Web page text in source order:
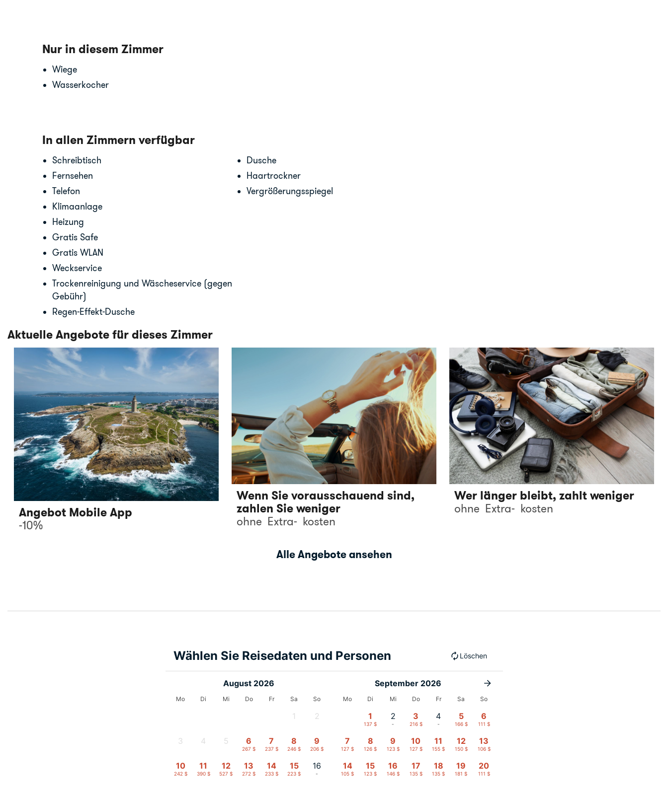
Nur in diesem Zimmer
Wiege
Wasserkocher
In allen Zimmern verfügbar
Schreibtisch
Fernsehen
Telefon
Klimaanlage
Heizung
Gratis Safe
Gratis WLAN
Weckservice
Trockenreinigung und Wäscheservice (gegen
Gebühr)
Regen-Effekt-Dusche
Dusche
Haartrockner
Vergrößerungsspiegel
Aktuelle Angebote für dieses Zimmer
Angebot Mobile App
-10%
Wenn Sie vorausschauend sind,
zahlen Sie weniger
ohne Extra- kosten
Wer länger bleibt, zahlt weniger
ohne Extra- kosten
Alle Angebote ansehen
Wählen Sie Reisedaten und Personen Löschen
August 2026
Mo Di Mi Do Fr Sa So
1 2
3 4 5 6
267 $
7
237 $
8
246 $
9
206 $
10
242 $
11
390 $
12
527 $
13
272 $
14
233 $
15
223 $
16
-
September 2026
Mo Di Mi Do Fr Sa So
1
137 $
2
-
3
216 $
4
-
5
166 $
6
111 $
7
127 $
8
126 $
9
123 $
10
127 $
11
155 $
12
150 $
13
106 $
14
105 $
15
123 $
16
146 $
17
135 $
18
135 $
19
181 $
20
111 $